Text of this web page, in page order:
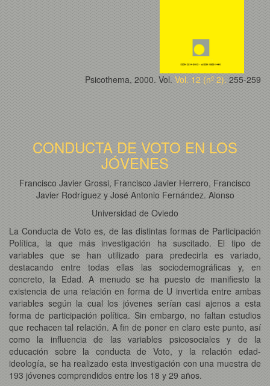
Psicothema, 2000. Vol. Vol. 12 (nº 2). 255-259
CONDUCTA DE VOTO EN LOS
JÓVENES
Francisco Javier Grossi, Francisco Javier Herrero, Francisco
Javier Rodríguez y José Antonio Fernández. Alonso
Universidad de Oviedo
La Conducta de Voto es, de las distintas formas de Participación
Política, la que más investigación ha suscitado. El tipo de
variables que se han utilizado para predecirla es variado,
destacando entre todas ellas las sociodemográficas y, en
concreto, la Edad. A menudo se ha puesto de manifiesto la
existencia de una relación en forma de U invertida entre ambas
variables según la cual los jóvenes serían casi ajenos a esta
forma de participación política. Sin embargo, no faltan estudios
que rechacen tal relación. A fin de poner en claro este punto, así
como la influencia de las variables psicosociales y de la
educación sobre la conducta de Voto, y la relación edad-
ideología, se ha realizado esta investigación con una muestra de
193 jóvenes comprendidos entre los 18 y 29 años.